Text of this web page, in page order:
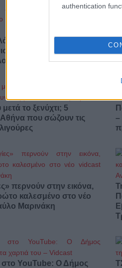
authentication
που οι beauty
το μαύρο μολύβι
μετά το ξενύχτι; 5
Αθήνα που σώζουν τις
–
περνούν στην εικόνα,
καλεσμένο στο νέο
Μαρινάκη
στο YouTube: Ο Δήμος